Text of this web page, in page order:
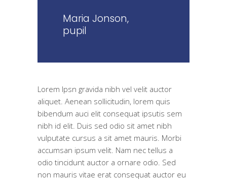
Maria Jonson,
pupil
Lorem Ipsn gravida nibh vel velit auctor
aliquet. Aenean sollicitudin, lorem quis
bibendum auci elit consequat ipsutis sem
nibh id elit. Duis sed odio sit amet nibh
vulputate cursus a sit amet mauris. Morbi
accumsan ipsum velit. Nam nec tellus a
odio tincidunt auctor a ornare odio. Sed
non mauris vitae erat consequat auctor eu